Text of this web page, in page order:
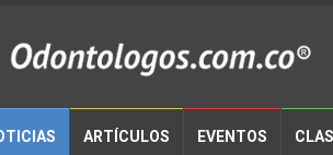
ARTÍCULOS EVENTOS